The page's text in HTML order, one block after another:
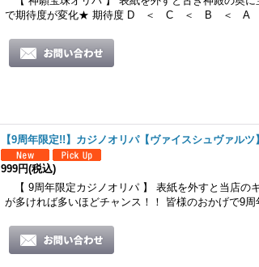
で期待度が変化★ 期待度 D ＜ C ＜ B ＜
【9周年限定!!】カジノオリパ【ヴァイスシュヴァルツ】
999円(税込)
【 9周年限定カジノオリパ 】 表紙を外すと当店の
が多ければ多いほどチャンス！！ 皆様のおかげで9